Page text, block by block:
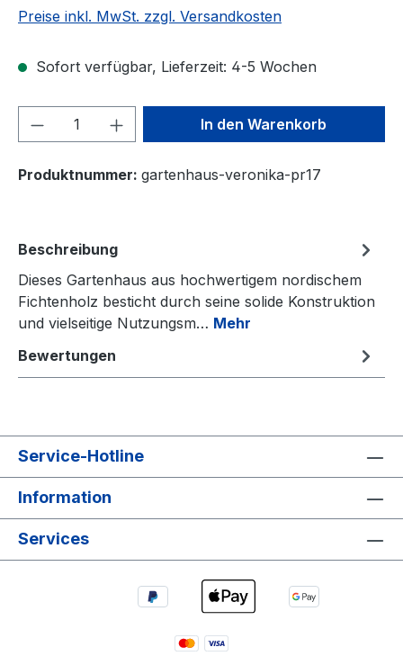
Preise inkl. MwSt. zzgl. Versandkosten
Sofort verfügbar, Lieferzeit: 4-5 Wochen
Produkt Anzahl: Gib denIn den Warenkorb
Produktnummer: gartenhaus-veronika-pr17
Beschreibung
Dieses Gartenhaus aus hochwertigem nordischem
Fichtenholz besticht durch seine solide Konstruktion
und vielseitige Nutzungsm… Mehr
Bewertungen
Service-Hotline
Information
Services